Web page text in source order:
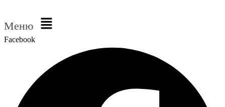
Меню
Facebook